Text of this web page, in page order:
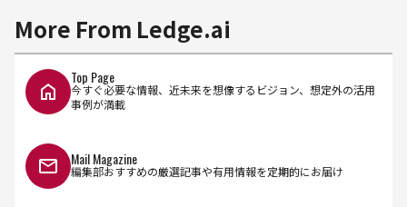
More From Ledge.ai
Top Page
今すぐ必要な情報、近未来を想像するビジョン、想定外の活用
事例が満載
Mail Magazine
編集部おすすめの厳選記事や有用情報を定期的にお届け